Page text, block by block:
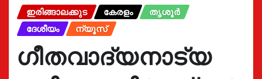
ഇരിങ്ങാലക്കുട കേരളം
തൃശൂർ
ദേശീയം
ന്യൂസ്
ഗീതവാദ്യനാട്യ